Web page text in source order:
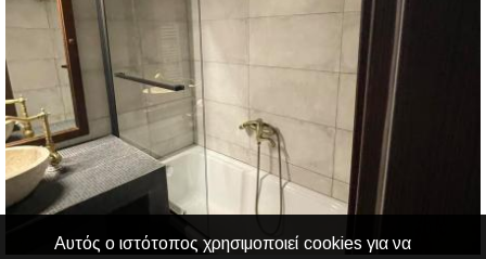
Αυτός ο ιστότοπος χρησιμοποιεί cookies για να